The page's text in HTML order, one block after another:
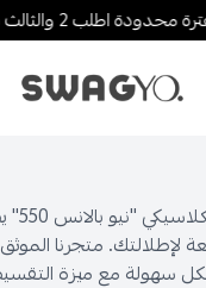
اطلب 2 والثالث بنصف القيمة..لا يطوفك العرض!
SWAGYO FASHION
الحذاء
لإطلالتك. متجرنا
سهولة مع ميزة